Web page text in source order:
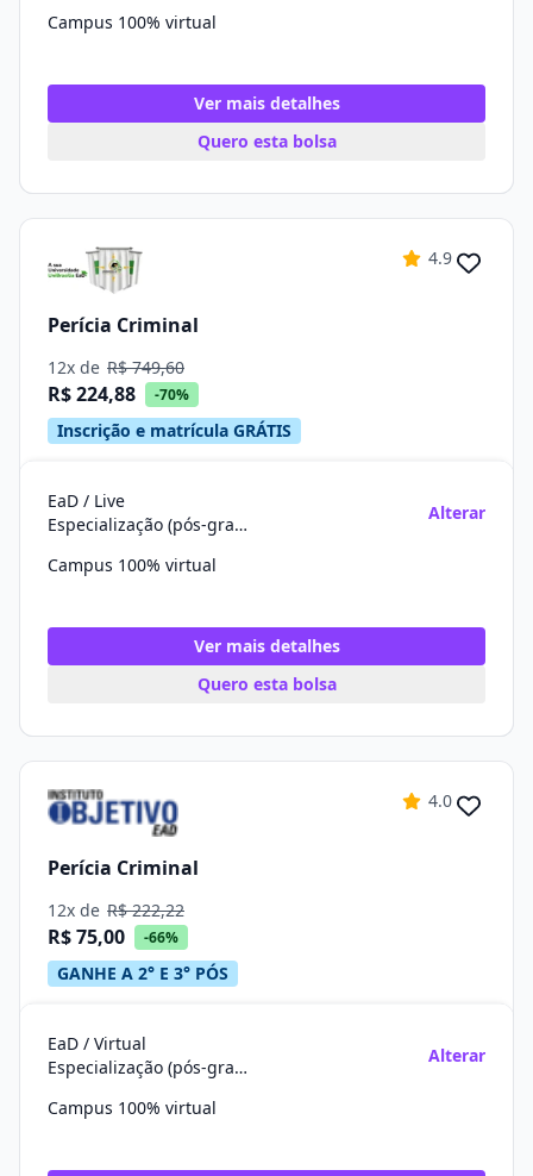
Campus 100% virtual
Ver mais detalhes
Quero esta bolsa
4.9
Perícia Criminal
12x de R$ 749,60
R$ 224,88 -70%
Inscrição e matrícula GRÁTIS
EaD / Live
Especialização (pós-graduação)
Alterar
Campus 100% virtual
Ver mais detalhes
Quero esta bolsa
4.0
Perícia Criminal
12x de R$ 222,22
R$ 75,00 -66%
GANHE A 2° E 3° PÓS
EaD / Virtual
Especialização (pós-graduação)
Alterar
Campus 100% virtual